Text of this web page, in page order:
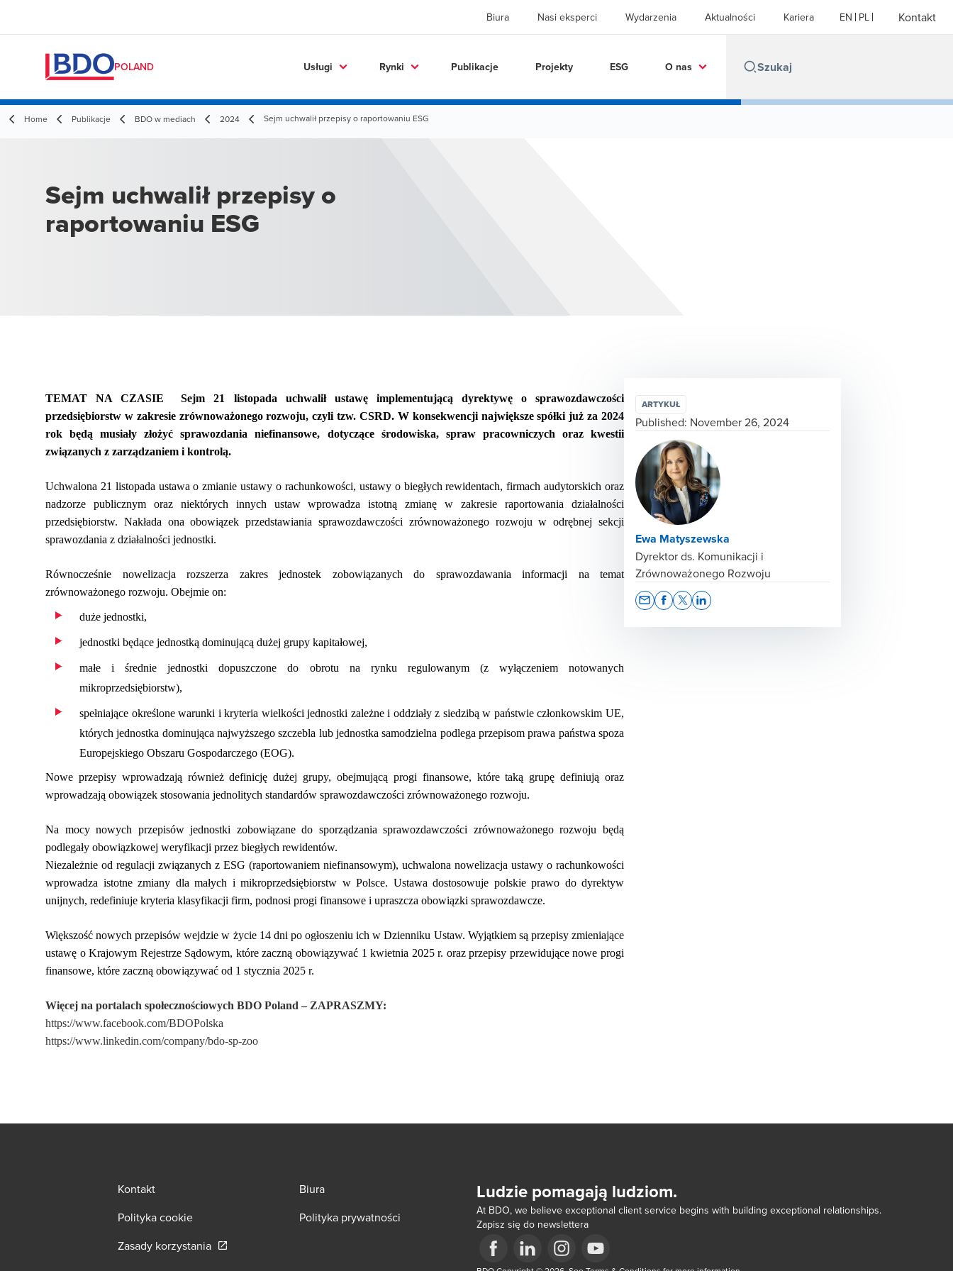
Biura Nasi eksperci Wydarzenia Aktualności Kariera EN PL Kontakt
POLAND Usługi Rynki Publikacje Projekty ESG O nas
Home Publikacje BDO w mediach 2024 Sejm uchwalił przepisy o raportowaniu ESG
Sejm uchwalił przepisy o
raportowaniu ESG
TEMAT NA CZASIE Sejm 21 listopada uchwalił ustawę implementującą dyrektywę o sprawozdawczości
przedsiębiorstw w zakresie zrównoważonego rozwoju, czyli tzw. CSRD. W konsekwencji największe spółki już za 2024
rok będą musiały złożyć sprawozdania niefinansowe, dotyczące środowiska, spraw pracowniczych oraz kwestii
związanych z zarządzaniem i kontrolą.
Uchwalona 21 listopada ustawa o zmianie ustawy o rachunkowości, ustawy o biegłych rewidentach, firmach audytorskich oraz
nadzorze publicznym oraz niektórych innych ustaw wprowadza istotną zmianę w zakresie raportowania działalności
przedsiębiorstw. Nakłada ona obowiązek przedstawiania sprawozdawczości zrównoważonego rozwoju w odrębnej sekcji
sprawozdania z działalności jednostki.
Równocześnie nowelizacja rozszerza zakres jednostek zobowiązanych do sprawozdawania informacji na temat
zrównoważonego rozwoju. Obejmie on:
duże jednostki,
jednostki będące jednostką dominującą dużej grupy kapitałowej,
małe i średnie jednostki dopuszczone do obrotu na rynku regulowanym (z wyłączeniem notowanych
mikroprzedsiębiorstw),
spełniające określone warunki i kryteria wielkości jednostki zależne i oddziały z siedzibą w państwie członkowskim UE,
których jednostka dominująca najwyższego szczebla lub jednostka samodzielna podlega przepisom prawa państwa spoza
Europejskiego Obszaru Gospodarczego (EOG).
Nowe przepisy wprowadzają również definicję dużej grupy, obejmującą progi finansowe, które taką grupę definiują oraz
wprowadzają obowiązek stosowania jednolitych standardów sprawozdawczości zrównoważonego rozwoju.
Na mocy nowych przepisów jednostki zobowiązane do sporządzania sprawozdawczości zrównoważonego rozwoju będą
podlegały obowiązkowej weryfikacji przez biegłych rewidentów.
Niezależnie od regulacji związanych z ESG (raportowaniem niefinansowym), uchwalona nowelizacja ustawy o rachunkowości
wprowadza istotne zmiany dla małych i mikroprzedsiębiorstw w Polsce. Ustawa dostosowuje polskie prawo do dyrektyw
unijnych, redefiniuje kryteria klasyfikacji firm, podnosi progi finansowe i upraszcza obowiązki sprawozdawcze.
Większość nowych przepisów wejdzie w życie 14 dni po ogłoszeniu ich w Dzienniku Ustaw. Wyjątkiem są przepisy zmieniające
ustawę o Krajowym Rejestrze Sądowym, które zaczną obowiązywać 1 kwietnia 2025 r. oraz przepisy przewidujące nowe progi
finansowe, które zaczną obowiązywać od 1 stycznia 2025 r.
Więcej na portalach społecznościowych BDO Poland – ZAPRASZMY:
https://www.facebook.com/BDOPolska
https://www.linkedin.com/company/bdo-sp-zoo
ARTYKUŁ
Published: November 26, 2024
Ewa Matyszewska
Dyrektor ds. Komunikacji i
Zrównoważonego Rozwoju
Kontakt
Biura
Polityka cookie
Polityka prywatności
Zasady korzystaniaOpens in a new window/tab
Ludzie pomagają ludziom.
At BDO, we believe exceptional client service begins with building exceptional relationships.
Zapisz się do newslettera